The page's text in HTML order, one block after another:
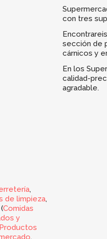
,
de limpieza,
Comidas
y
Productos
con tres
sección de
cárnicos y
En los
calidad-
agradable.